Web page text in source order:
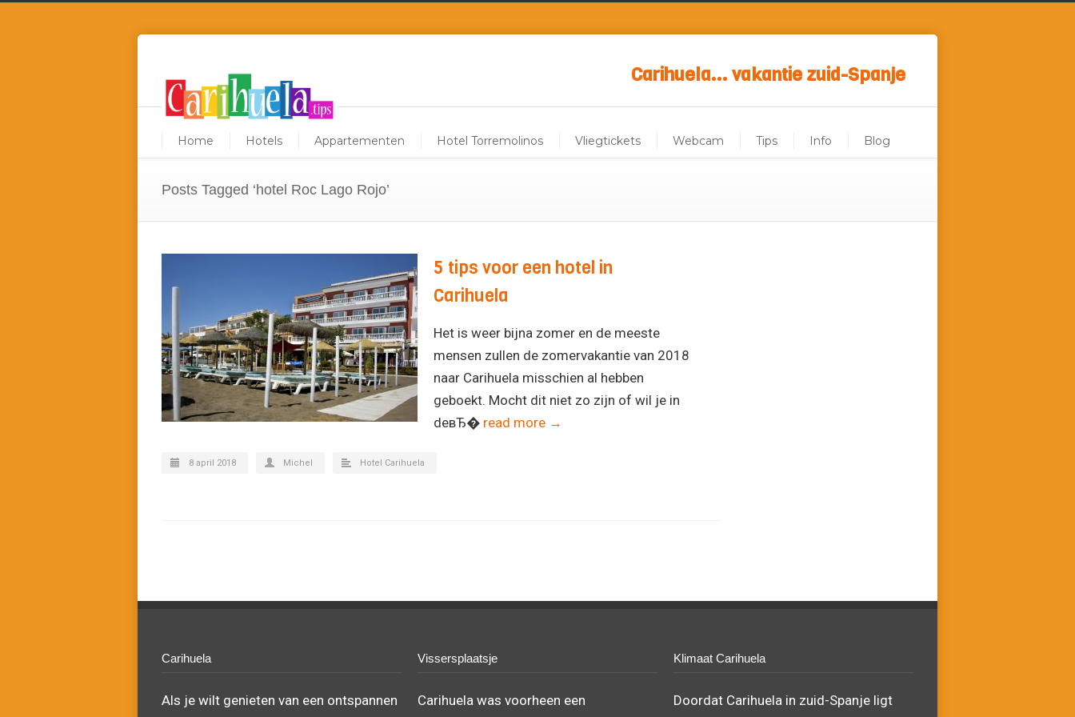
Carihuela... vakantie zuid-Spanje
Home Hotels Appartementen Hotel Torremolinos Vliegtickets Webcam Tips Info Blog
Posts Tagged ‘hotel Roc Lago Rojo’
5 tips voor een hotel in
Carihuela
Het is weer bijna zomer en de meeste
mensen zullen de zomervakantie van 2018
naar Carihuela misschien al hebben
geboekt. Mocht dit niet zo zijn of wil je in
deвЂ� read more →
8 april 2018 Michel Hotel Carihuela
Carihuela
Als je wilt genieten van een ontspannen
Vissersplaatsje
Carihuela was voorheen een
Klimaat Carihuela
Doordat Carihuela in zuid-Spanje ligt